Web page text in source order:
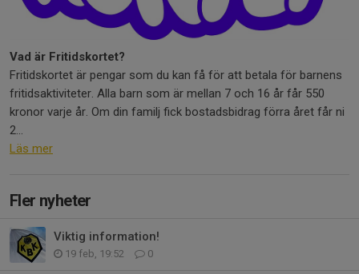
Vad är Fritidskortet?
Fritidskortet är pengar som du kan få för att betala för barnens
fritidsaktiviteter. Alla barn som är mellan 7 och 16 år får 550
kronor varje år. Om din familj fick bostadsbidrag förra året får ni
2...
Läs mer
Fler nyheter
Viktig information!
19 feb, 19:52 0